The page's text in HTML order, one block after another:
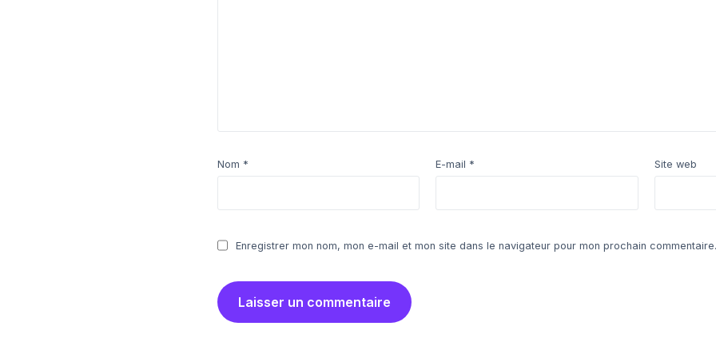
Nom * E-mail * Site web
Enregistrer mon nom, mon e-mail et mon site dans le navigateur pour mon prochain commentaire.